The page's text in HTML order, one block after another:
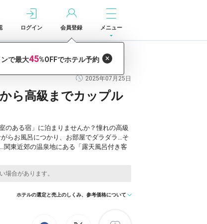
ログイン 会員登録 メニュー
2025年07月25日
ら高級までカップル
のある宿」に泊まりませんか？憧れの高級
らお風呂につかり、お部屋でダラダラ…そ
関東近郊の温泉地にある「露天風呂付き客
ホテルの選定と売上のしくみ、参考価格について